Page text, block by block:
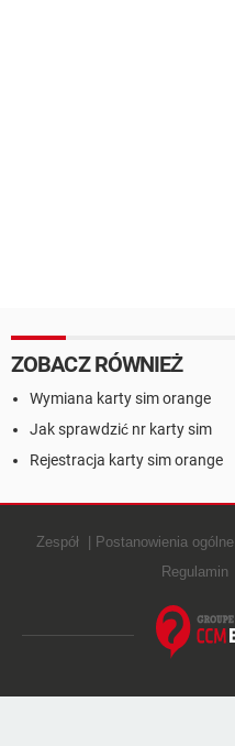
ZOBACZ RÓWNIEŻ
Wymiana karty sim orange
Jak sprawdzić nr karty sim
Rejestracja karty sim orange
Zespół Postanowienia ogólne
Regulamin